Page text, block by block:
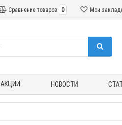
Мои
Сравнение товаров 0
АКЦИИ НОВОСТИ